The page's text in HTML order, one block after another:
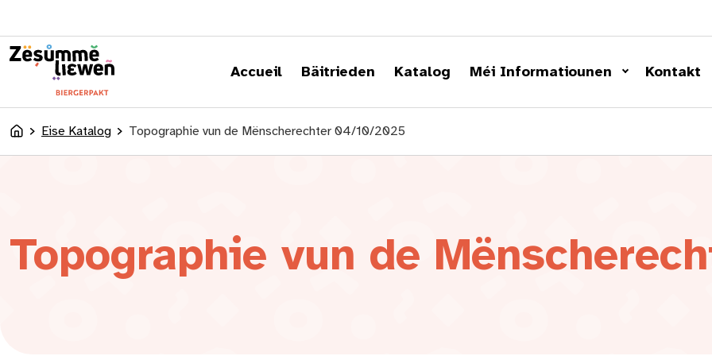
Accueil Bäitrieden Katalog Méi Informatiounen Kontakt
AccueilEise Katalog Topographie vun de Mënscherechter 04/10/2025
Topographie vun de